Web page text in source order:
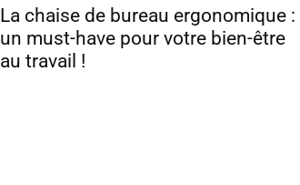
La chaise de bureau ergonomique :
un must-have pour votre bien-être
au travail !